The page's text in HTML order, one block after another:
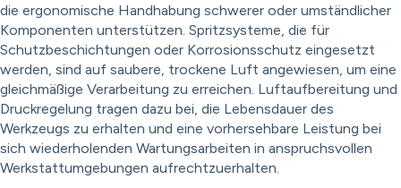
die ergonomische Handhabung schwerer oder umständlicher
Komponenten unterstützen. Spritzsysteme, die für
Schutzbeschichtungen oder Korrosionsschutz eingesetzt
werden, sind auf saubere, trockene Luft angewiesen, um eine
gleichmäßige Verarbeitung zu erreichen. Luftaufbereitung und
Druckregelung tragen dazu bei, die Lebensdauer des
Werkzeugs zu erhalten und eine vorhersehbare Leistung bei
sich wiederholenden Wartungsarbeiten in anspruchsvollen
Werkstattumgebungen aufrechtzuerhalten.